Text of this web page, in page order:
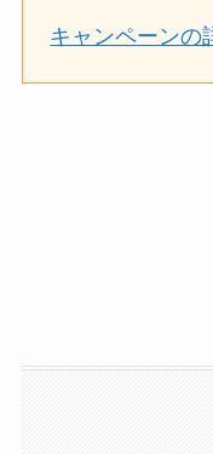
キャンペーンの